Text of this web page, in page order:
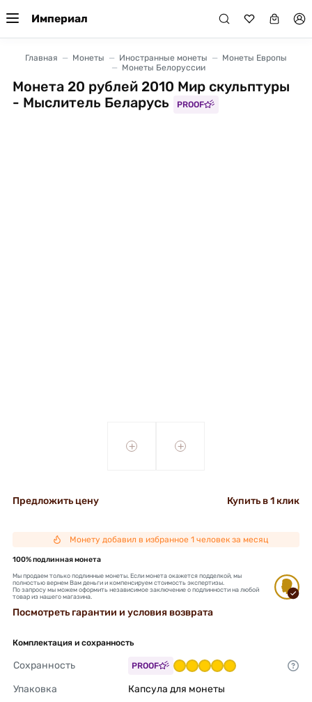
Империал
Главная Монеты Иностранные монеты
Монеты Европы
Монеты Белоруссии
Монета 20 рублей 2010 Мир скульптуры
- Мыслитель Беларусь
PROOF
+ +
Предложить цену Купить в 1 клик
Монету добавил в избранное 1 человек за месяц
100% подлинная монета
Мы продаем только подлинные монеты. Если монета окажется подделкой, мы
полностью вернем Вам деньги и компенсируем стоимость экспертизы.
По запросу мы можем оформить независимое заключение о подлинности на любой
товар из нашего магазина.
Посмотреть гарантии и условия возврата
Комплектация и сохранность
Сохранность PROOF
Упаковка
Капсула для монеты